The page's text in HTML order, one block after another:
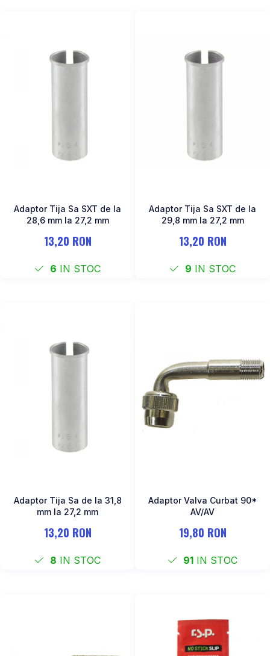
Adaptor Tija Sa SXT de la
28,6 mm la 27,2 mm
13,20 RON
6 IN STOC
Adaptor Tija Sa SXT de la
29,8 mm la 27,2 mm
13,20 RON
9 IN STOC
Adaptor Tija Sa de la 31,8
mm la 27,2 mm
13,20 RON
8 IN STOC
Adaptor Valva Curbat 90*
AV/AV
19,80 RON
91 IN STOC